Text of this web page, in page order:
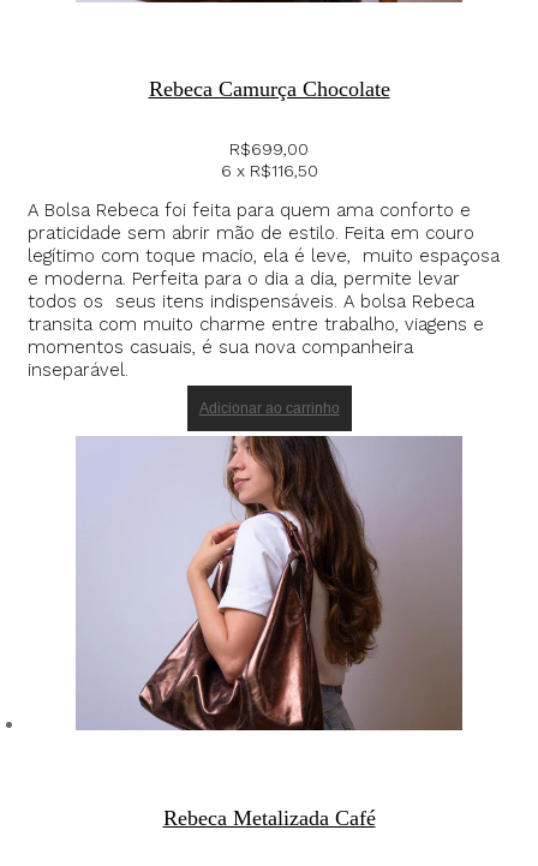
Rebeca Camurça Chocolate
R$699,00
6 x R$116,50
A Bolsa Rebeca foi feita para quem ama conforto e
praticidade sem abrir mão de estilo. Feita em couro
legítimo com toque macio, ela é leve, muito espaçosa
e moderna. Perfeita para o dia a dia, permite levar
todos os seus itens indispensáveis. A bolsa Rebeca
transita com muito charme entre trabalho, viagens e
momentos casuais, é sua nova companheira
inseparável.
Adicionar ao carrinho
Rebeca Metalizada Café